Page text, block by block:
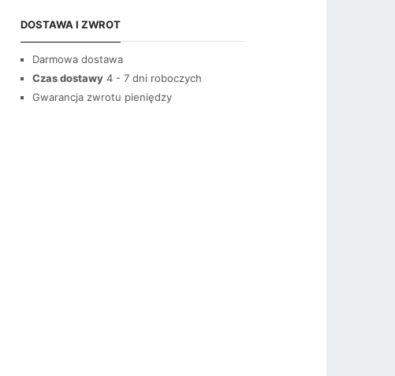
DOSTAWA I ZWROT
Darmowa dostawa
Czas dostawy 4 - 7 dni roboczych
Gwarancja zwrotu pieniędzy